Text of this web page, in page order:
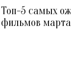
Топ-5 самых
фильмов